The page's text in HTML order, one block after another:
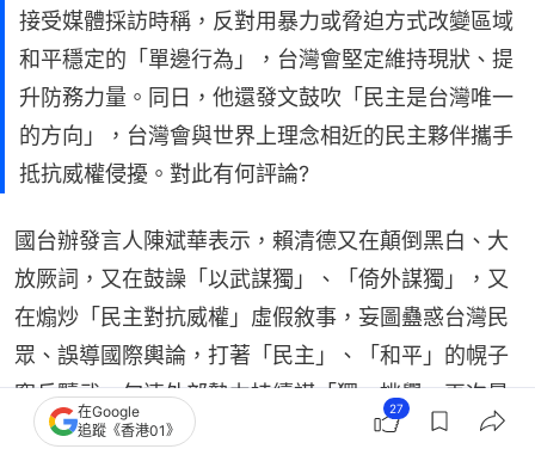
接受媒體採訪時稱，反對用暴力或脅迫方式改變區域
和平穩定的「單邊行為」，台灣會堅定維持現狀、提
升防務力量。同日，他還發文鼓吹「民主是台灣唯一
的方向」，台灣會與世界上理念相近的民主夥伴攜手
抵抗威權侵擾。對此有何評論?
國台辦發言人陳斌華表示，賴清德又在顛倒黑白、大
放厥詞，又在鼓譟「以武謀獨」、「倚外謀獨」，又
在煽炒「民主對抗威權」虛假敘事，妄圖蠱惑台灣民
眾、誤導國際輿論，打著「民主」、「和平」的幌子
窮兵黷武、勾連外部勢力持續謀「獨」挑釁，再次暴
露其冥頑不化的「台獨」本性和「和平破壞者」、
在Google
追蹤《香港01》
27